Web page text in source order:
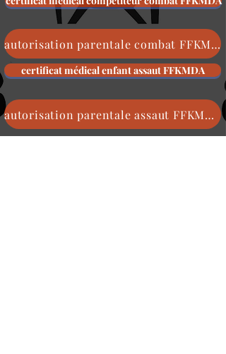
autorisation parentale combat FFKMDA
certificat médical enfant assaut FFKMDA
autorisation parentale assaut FFKMDA